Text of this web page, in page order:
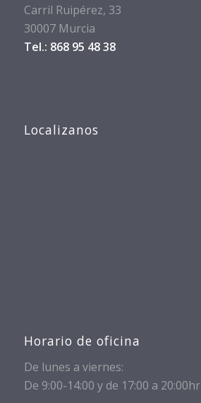
Carril Ruipérez, 33
30007 Murcia
Tel.: 868 95 48 38
Localizanos
Horario de oficina
De lunes a viernes:
De 9:00-14:00 y de 17:00 a 20:00hr